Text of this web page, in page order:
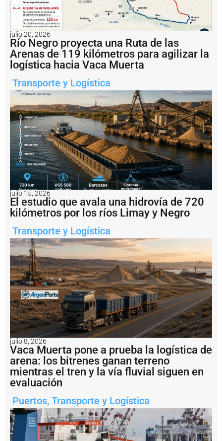
ti
c
i
ó
n
d
e
l
a
h
i
s
t
ó
ri
c
a
r
m
i
a
l
I
d
e
l
P
u
e
r
t
o
V
il
l
a
C
o
s
ti
t
u
c
julio 20, 2026
Río Negro proyecta una Ruta de las
Arenas de 119 kilómetros para agilizar la
logística hacia Vaca Muerta
Transporte y Logística
julio 15, 2026
El estudio que avala una hidrovía de 720
kilómetros por los ríos Limay y Negro
Transporte y Logística
julio 8, 2026
Vaca Muerta pone a prueba la logística de
arena: los bitrenes ganan terreno
mientras el tren y la vía fluvial siguen en
evaluación
Puertos, Transporte y Logística